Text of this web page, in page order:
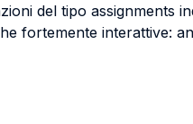
del tipo assignments
fortemente interattive: